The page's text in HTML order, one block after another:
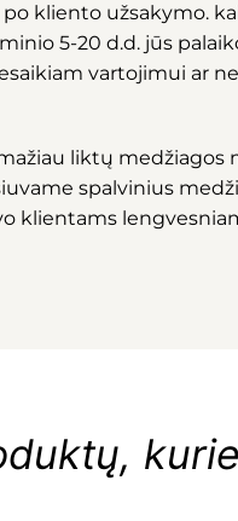
kliento užsakymo.
5-20 d.d. jūs
vartojimui ar
liktų medžiagos
spalvinius
klientams